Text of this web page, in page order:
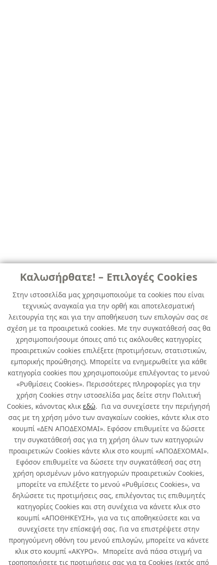
Καλωσήρθατε! – Επιλογές Cookies
Στην ιστοσελίδα μας χρησιμοποιούμε τα cookies που είναι
τεχνικώς αναγκαία για την ορθή και αποτελεσματική
λειτουργία της και για την αποθήκευση των επιλογών σας σε
σχέση με τα προαιρετικά cookies. Με την συγκατάθεσή σας θα
χρησιμοποιήσουμε όποιες από τις ακόλουθες κατηγορίες
προαιρετικών cookies επιλέξετε (προτιμήσεων, στατιστικών,
εμπορικής προώθησης). Μπορείτε να ενημερωθείτε για κάθε
κατηγορία cookies που χρησιμοποιούμε επιλέγοντας το μενού
«Ρυθμίσεις Cookies». Περισσότερες πληροφορίες για την
χρήση Cookies στην ιστοσελίδα μας δείτε στην Πολιτική
Cookies, κάνοντας κλικ εδώ. Για να συνεχίσετε την περιήγησή
σας με τη χρήση μόνο των αναγκαίων cookies, κάντε κλικ στο
κουμπί «ΔΕΝ ΑΠΟΔΕΧΟΜΑΙ». Εφόσον επιθυμείτε να δώσετε
την συγκατάθεσή σας για τη χρήση όλων των κατηγοριών
προαιρετικών Cookies κάντε κλικ στο κουμπί «ΑΠΟΔΕΧΟΜΑΙ».
Εφόσον επιθυμείτε να δώσετε την συγκατάθεσή σας στη
χρήση ορισμένων μόνο κατηγοριών προαιρετικών Cookies,
μπορείτε να επιλέξετε το μενού «Ρυθμίσεις Cookies», να
δηλώσετε τις προτιμήσεις σας, επιλέγοντας τις επιθυμητές
κατηγορίες Cookies και στη συνέχεια να κάνετε κλικ στο
κουμπί «ΑΠΟΘΗΚΕΥΣΗ», για να τις αποθηκεύσετε και να
συνεχίσετε την επίσκεψή σας. Για να επιστρέψετε στην
προηγούμενη οθόνη του μενού επιλογών, μπορείτε να κάνετε
κλικ στο κουμπί «ΑΚΥΡΟ». Μπορείτε ανά πάσα στιγμή να
τροποποιήσετε τις προτιμήσεις σας για τα Cookies (εκτός από